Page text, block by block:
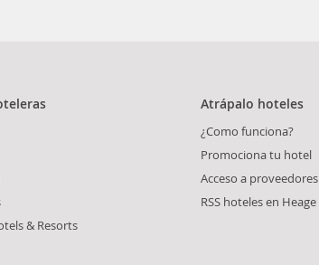
& Resorts
Atrápalo hoteles
¿Como funciona?
Promociona tu hotel
Acceso a proveedores
RSS hoteles en Heage